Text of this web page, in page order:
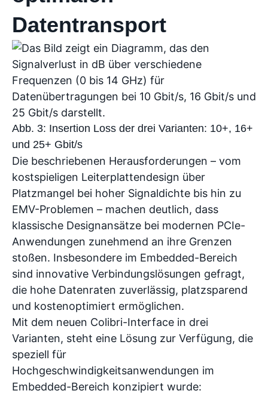
Datentransport
Abb. 3: Insertion Loss der drei Varianten: 10+, 16+
und 25+ Gbit/s
Die beschriebenen Herausforderungen – vom
kostspieligen Leiterplattendesign über
Platzmangel bei hoher Signaldichte bis hin zu
EMV-Problemen – machen deutlich, dass
klassische Designansätze bei modernen PCIe-
Anwendungen zunehmend an ihre Grenzen
stoßen. Insbesondere im Embedded-Bereich
sind innovative Verbindungslösungen gefragt,
die hohe Datenraten zuverlässig, platzsparend
und kostenoptimiert ermöglichen.
Mit dem neuen Colibri-Interface in drei
Varianten, steht eine Lösung zur Verfügung, die
speziell für
Hochgeschwindigkeitsanwendungen im
Embedded-Bereich konzipiert wurde: